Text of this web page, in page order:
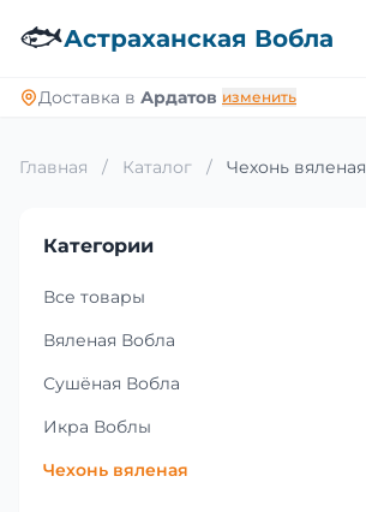
🐟Астраханская Вобла
Доставка в Ардатов изменить
Главная / Каталог / Чехонь вяленая
Категории
Все товары
Вяленая Вобла
Сушёная Вобла
Икра Воблы
Чехонь вяленая